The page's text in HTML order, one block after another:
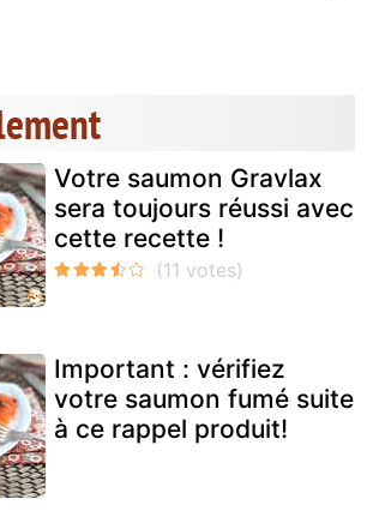
Votre saumon Gravlax
sera toujours réussi avec
cette recette !
Important : vérifiez
votre saumon fumé suite
à ce rappel produit!